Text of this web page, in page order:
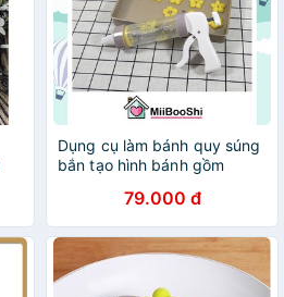
Dụng cụ làm bánh quy súng
bắn tạo hình bánh gồm
đầu bắt bông kem MiibooShi
PVN17566
79.000 đ